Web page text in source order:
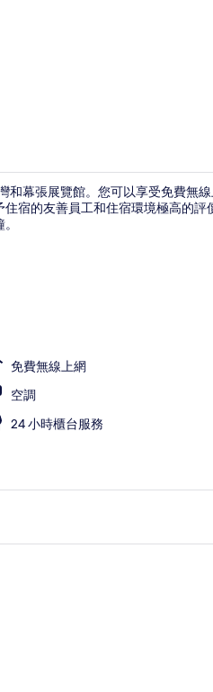
和幕張展覽館。您可以享受免費無
宿的友善員工和住宿環境極高的評
免費無線上網
空調
24 小時櫃台服務